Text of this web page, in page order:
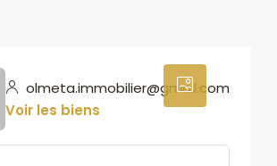
olmeta.immobilier@gmail.com
Voir les biens